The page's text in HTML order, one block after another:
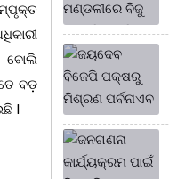
ବୋଲି
ବଡ଼
I